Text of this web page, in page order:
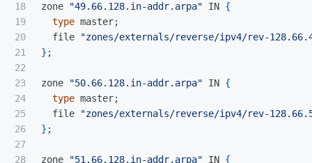
18
19
20
21
22
23
24
25
26
27
28
zone "49.66.128.in-addr.arpa" IN {
type master;
  file
"zones/externals/reverse/ipv4/rev-
} ;
zone "50.66.128.in-addr.arpa" IN {
type master;
  file
"zones/externals/reverse/ipv4/rev-
} ;
zone "51.66.128.in-addr.arpa" IN {